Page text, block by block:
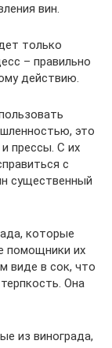
вин.
только
– правильно
действию.
это
прессы. С их
с
существенный
которые
помощники их
виде в сок, что
Она
из винограда,